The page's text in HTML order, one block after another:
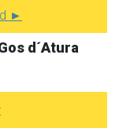
►
d´Atura